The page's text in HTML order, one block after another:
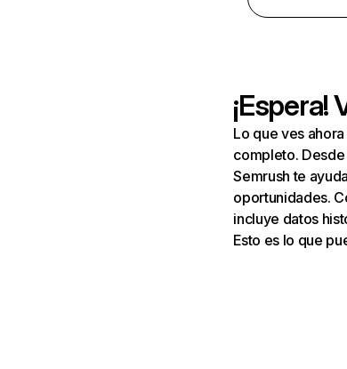
¡Espera!
Lo que ves
completo.
Semrush te
oportunidades.
incluye datos
Esto es lo que